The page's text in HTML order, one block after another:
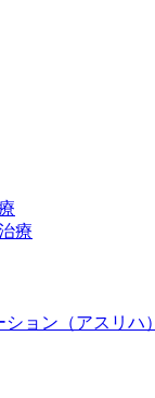
療
ョン（アスリハ）